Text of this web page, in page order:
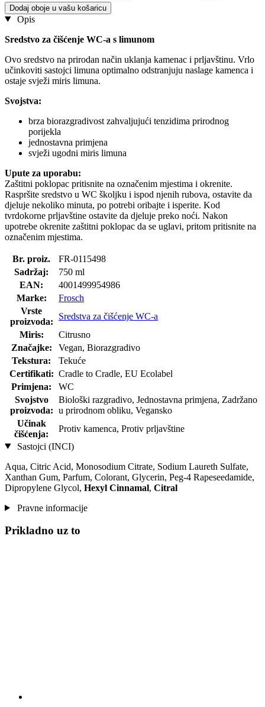
Dodaj oboje u vašu košaricu
Opis
Sredstvo za čišćenje WC-a s limunom
Ovo sredstvo na prirodan način uklanja kamenac i prljavštinu. Vrlo
učinkoviti sastojci limuna optimalno odstranjuju naslage kamenca i
ostaje svježi miris limuna.
Svojstva:
brza biorazgradivost zahvaljujući tenzidima prirodnog
porijekla
jednostavna primjena
svježi ugodni miris limuna
Upute za uporabu:
Zaštitni poklopac pritisnite na označenim mjestima i okrenite.
Raspršite sredstvo u WC školjku i ispod njenih rubova, ostavite da
djeluje nekoliko minuta, po potrebi oribajte i isperite. Kod
tvrdokorne prljavštine ostavite da djeluje preko noći. Nakon
upotrebe okrenite zaštitni poklopac da se uglavi, pritom pritisnite na
označenim mjestima.
Br. proiz.
FR-0115498
Sadržaj:
750 ml
EAN:
4001499954986
Marke:
Frosch
Vrste
proizvoda:
Sredstva za čišćenje WC-a
Miris:
Citrusno
Značajke:
Vegan, Biorazgradivo
Tekstura:
Tekuće
Certifikati: Cradle to Cradle, EU Ecolabel
Primjena:
WC
Svojstvo
proizvoda:
Biološki razgradivo, Jednostavna primjena, Zadržano
u prirodnom obliku, Vegansko
Učinak
čišćenja:
Protiv kamenca, Protiv prljavštine
Sastojci (INCI)
Aqua, Citric Acid, Monosodium Citrate, Sodium Laureth Sulfate,
Xanthan Gum, Parfum, Colorant, Glycerin, Peg-4 Rapeseedamide,
Dipropylene Glycol, Hexyl Cinnamal, Citral
Pravne informacije
Prikladno uz to